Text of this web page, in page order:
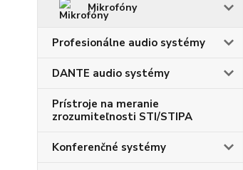
Mikrofóny
Profesionálne audio systémy
DANTE audio systémy
Prístroje na meranie
zrozumiteľnosti STI/STIPA
Konferenčné systémy